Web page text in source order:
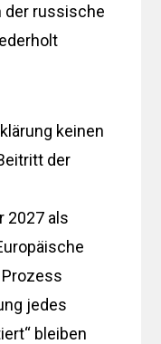
der russische
keinen
der
2027 als
jedes
bleiben